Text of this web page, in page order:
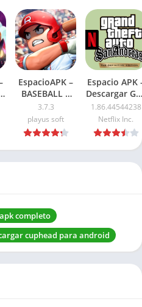
EspacioAPK –
BASEBALL 9
APK Mod
Dinero
Ilimitado 2026
3.7.3
playus soft
Espacio APK
Descargar
San Andreas
NETFLIX APK
2026: Ultima
versión
1.86.44544238
Netflix Inc.
completo
cuphead para android